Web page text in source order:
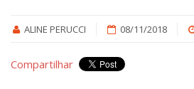
ALINE PERUCCI 08/11/2018
Compartilhar